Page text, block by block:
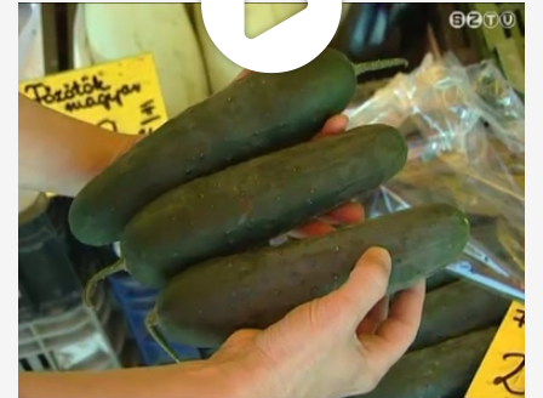
Németországban pár nap alatt több mint 1200-an
betegedtek meg a Coli baktérium egyik törzsétől, tucatnyian
meghaltak, a Hamburg környéki intenzív osztályok pedig
megteltek. Már öt európai országban, köztük Ausztriában is
megjelent a betegség.
Dr. Schneider Ferenc - osztályvezető főorvos,
Markusovszky Kórház
"A coli normális viszonyok között emberről emberre nem
terjed, de megvan a lehetősége, ha valaki szennyezett kézzel
élelmiszerhez nyúl, akkor fertőz. Ezt alapvető kézhigiénével
meg lehet előzni."